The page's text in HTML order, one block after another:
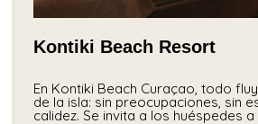
Kontiki Beach Resort
En Kontiki Beach Curaçao, todo
de la isla: sin preocupaciones, sin
calidez. Se invita a los huéspedes